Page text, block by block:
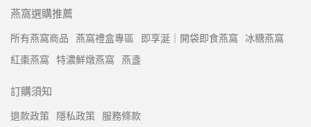
燕窩選購推薦
所有燕窩商品 燕窩禮盒專區 即享涎｜開袋即食燕窩 冰糖燕窩
紅棗燕窩 特濃鮮燉燕窩 燕盞
訂購須知
退款政策 隱私政策 服務條款